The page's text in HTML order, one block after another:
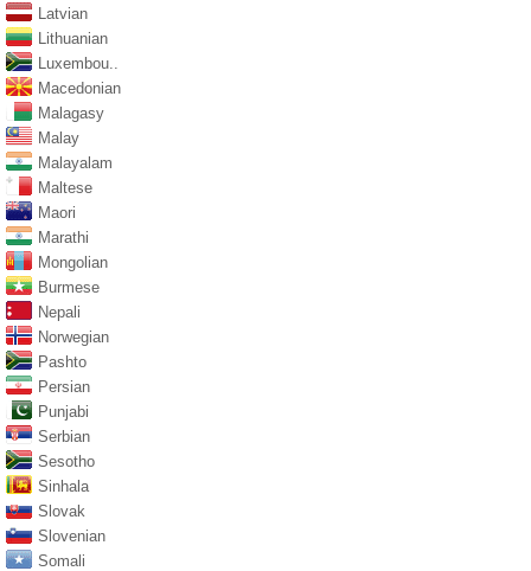
Latvian
Lithuanian
Luxembou..
Macedonian
Malagasy
Malay
Malayalam
Maltese
Maori
Marathi
Mongolian
Burmese
Nepali
Norwegian
Pashto
Persian
Punjabi
Serbian
Sesotho
Sinhala
Slovak
Slovenian
Somali